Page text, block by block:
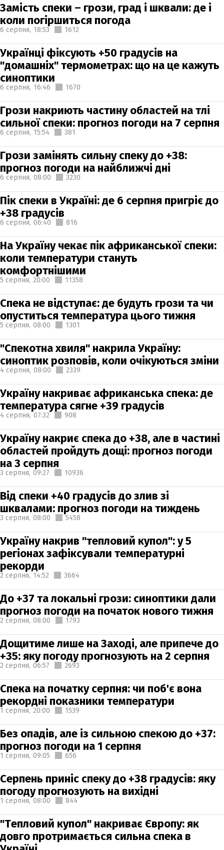
Замість спеки – грози, град і шквали: де і
коли погіршиться погода
6 серпня, 18:53 1612
Українці фіксують +50 градусів на
"домашніх" термометрах: що на це кажуть
синоптики
6 серпня, 16:46 1670
Грози накриють частину областей на тлі
сильної спеки: прогноз погоди на 7 серпня
6 серпня, 15:54 381
Грози замінять сильну спеку до +38:
прогноз погоди на найближчі дні
6 серпня, 08:00 3230
Пік спеки в Україні: де 6 серпня пригріє до
+38 градусів
6 серпня, 06:40 816
На Україну чекає пік африканської спеки:
коли температури стануть
комфортнішими
5 серпня, 20:00 11358
Спека не відступає: де будуть грози та чи
опуститься температура цього тижня
5 серпня, 08:00 1301
"Спекотна хвиля" накрила Україну:
синоптик розповів, коли очікуються зміни
4 серпня, 08:00 2339
Україну накриває африканська спека: де
температура сягне +39 градусів
4 серпня, 07:32 908
Україну накриє спека до +38, але в частині
областей пройдуть дощі: прогноз погоди
на 3 серпня
3 серпня, 09:27 10936
Від спеки +40 градусів до злив зі
шквалами: прогноз погоди на тиждень
3 серпня, 08:00 5458
Україну накрив "тепловий купол": у 5
регіонах зафіксували температурні
рекорди
2 серпня, 14:52 3664
До +37 та локальні грози: синоптики дали
прогноз погоди на початок нового тижня
2 серпня, 08:00 1793
Дощитиме лише на Заході, але припече до
+35: яку погоду прогнозують на 2 серпня
2 серпня, 06:57 2693
Спека на початку серпня: чи поб'є вона
рекордні показники температури
1 серпня, 20:00 1539
Без опадів, але із сильною спекою до +37:
прогноз погоди на 1 серпня
1 серпня, 09:05 656
Серпень приніс спеку до +38 градусів: яку
погоду прогнозують на вихідні
1 серпня, 08:00 844
"Тепловий купол" накриває Європу: як
довго протримається сильна спека в